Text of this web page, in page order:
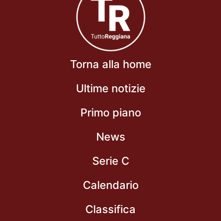
Torna alla home
Ultime notizie
Primo piano
News
Serie C
Calendario
Classifica